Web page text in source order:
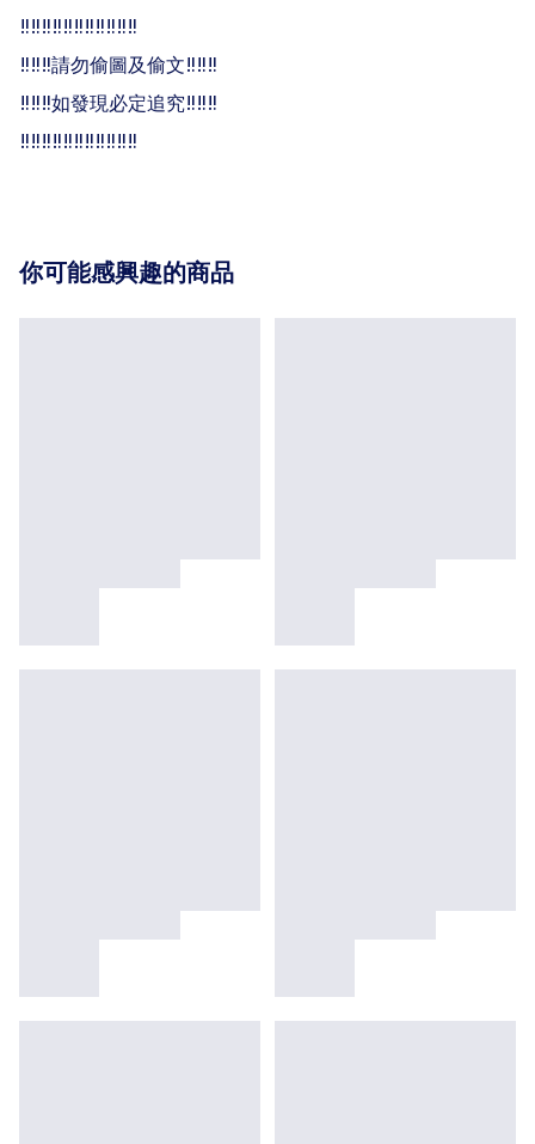
‼️‼️‼️‼️‼️‼️‼️‼️‼️‼️‼️
‼️‼️‼️請勿偷圖及偷文‼️‼️‼️
‼️‼️‼️如發現必定追究‼️‼️‼️
‼️‼️‼️‼️‼️‼️‼️‼️‼️‼️‼️
你可能感興趣的商品